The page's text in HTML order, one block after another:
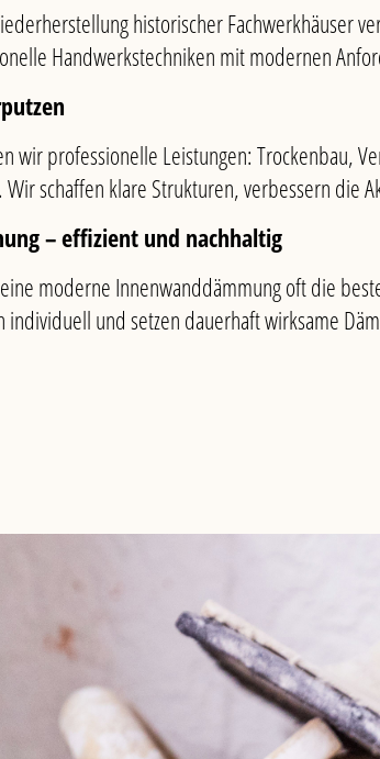
historischer Fachwerkhäuser
Handwerkstechniken mit modernen
wir professionelle Leistungen: Trockenbau,
Wir schaffen klare Strukturen, verbessern die
– effizient und nachhaltig
moderne Innenwanddämmung oft die
und setzen dauerhaft wirksame